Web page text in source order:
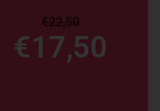
€22,50
€17,50